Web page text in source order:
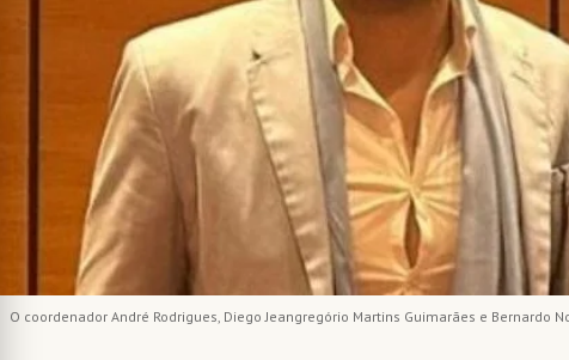
O coordenador André Rodrigues, Diego Jeangregório Martins Guimarães e